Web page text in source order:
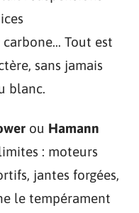
Tout est
sans jamais
blanc.
ou Hamann
: moteurs
jantes forgées,
le tempérament